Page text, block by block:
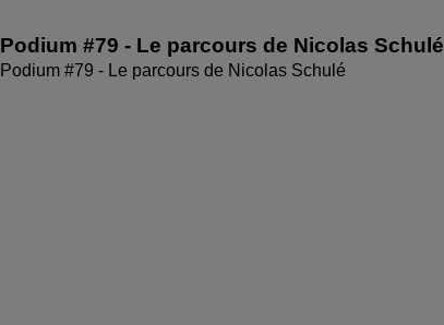
Podium #79 - Le parcours de Nicolas Schulé
Podium #79 - Le parcours de Nicolas Schulé